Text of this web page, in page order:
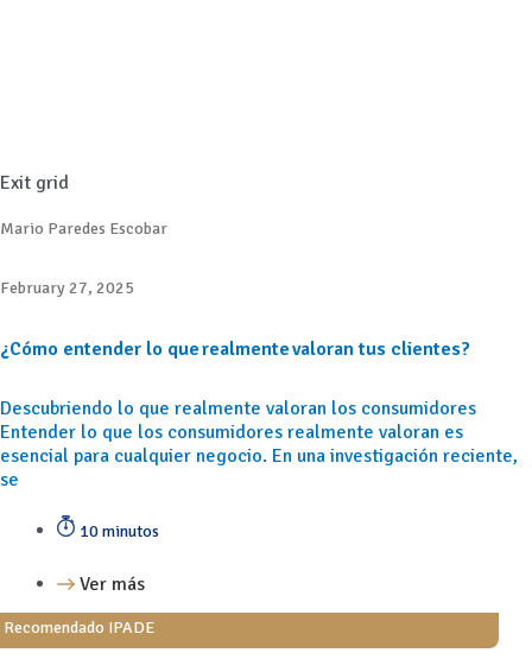
Exit grid
Mario Paredes Escobar
February 27, 2025
¿Cómo entender lo que realmente valoran tus clientes?
Descubriendo lo que realmente valoran los consumidores
Entender lo que los consumidores realmente valoran es
esencial para cualquier negocio. En una investigación reciente,
se
10 minutos
Ver más
Recomendado IPADE